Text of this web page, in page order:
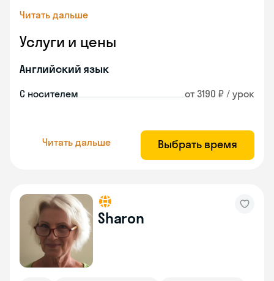
Читать дальше
Услуги и цены
Английский язык
С носителем от 3190 ₽ / урок
Читать дальше Выбрать время
Sharon